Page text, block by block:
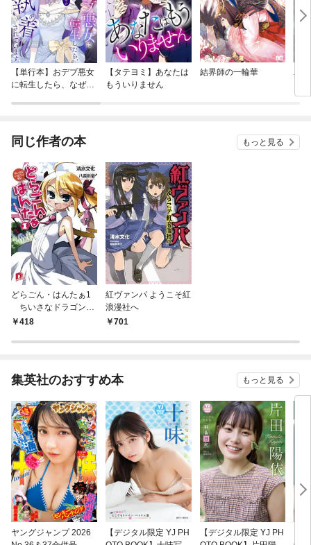
【単行本】おデブ悪女
に転生したら、なぜか
【タテヨミ】あなたは
もういりません
結界師の一輪華
バ
今
同じ作者の本 もっと見る
どらごん・はんたぁ1
ちいさなドラゴン使
い418
紅ヴァンパ ようこそ紅
浪漫社へ
701
集英社のおすすめ本 もっと見る
ヤングジャンプ 2026
【デジタル限定 YJ PH
【デジタル限定 YJ PH